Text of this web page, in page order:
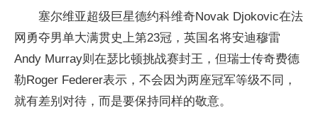
塞尔维亚超级巨星德约科维奇Novak Djokovic在法
网勇夺男单大满贯史上第23冠，英国名将安迪穆雷
Andy Murray则在瑟比顿挑战赛封王，但瑞士传奇费德
勒Roger Federer表示，不会因为两座冠军等级不同，
就有差别对待，而是要保持同样的敬意。